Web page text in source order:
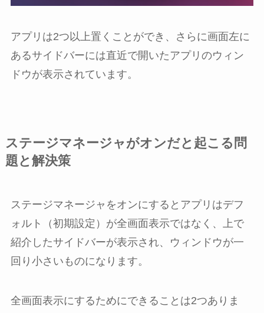
アプリは2つ以上置くことができ、さらに画面左に
あるサイドバーには直近で開いたアプリのウィン
ドウが表示されています。
ステージマネージャがオンだと起こる問
題と解決策
ステージマネージャをオンにするとアプリはデフ
ォルト（初期設定）が全画面表示ではなく、上で
紹介したサイドバーが表示され、ウィンドウが一
回り小さいものになります。
全画面表示にするためにできることは2つありま